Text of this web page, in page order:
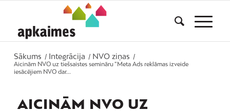
Sākums / Integrācija / NVO ziņas
/
Aicinām NVO uz tiešsaistes semināru “Meta Ads reklāmas izveide
iesācējiem NVO dar...
AICINĀM NVO UZ